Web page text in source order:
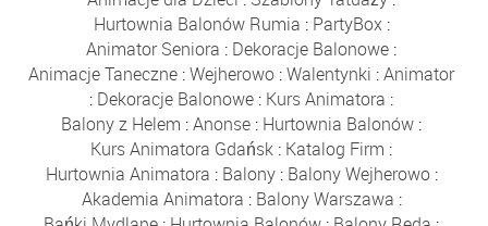
Hurtownia Balonów Rumia : PartyBox:
Animator Seniora : Dekoracje Balonowe :
Animacje Taneczne :Wejherowo :Walentynki :Animator
: Dekoracje Balonowe : Kurs Animatora :
Balony z Helem :Anonse : Hurtownia Balonów :
Kurs Animatora Gdańsk : Katalog Firm :
Hurtownia Animatora : Balony: Balony Wejherowo:
Akademia Animatora : Balony Warszawa :